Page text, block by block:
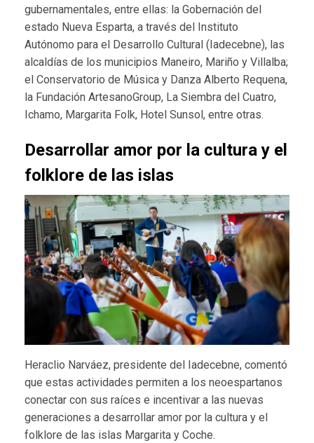
gubernamentales, entre ellas: la Gobernación del
estado Nueva Esparta, a través del Instituto
Autónomo para el Desarrollo Cultural (Iadecebne), las
alcaldías de los municipios Maneiro, Mariño y Villalba;
el Conservatorio de Música y Danza Alberto Requena,
la Fundación ArtesanoGroup, La Siembra del Cuatro,
Ichamo, Margarita Folk, Hotel Sunsol, entre otras.
Desarrollar amor por la cultura y el
folklore de las islas
Heraclio Narváez, presidente del Iadecebne, comentó
que estas actividades permiten a los neoespartanos
conectar con sus raíces e incentivar a las nuevas
generaciones a desarrollar amor por la cultura y el
folklore de las islas Margarita y Coche.